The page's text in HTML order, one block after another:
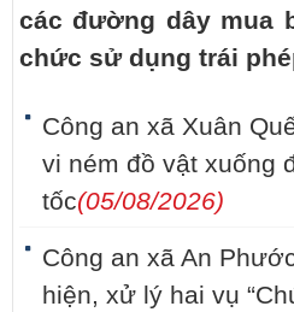
các đường dây mua
chức sử dụng trái
Công an xã Xuân
vi ném đồ vật xuống
tốc(05/08/2026)
Công an xã An
hiện, xử lý hai vụ